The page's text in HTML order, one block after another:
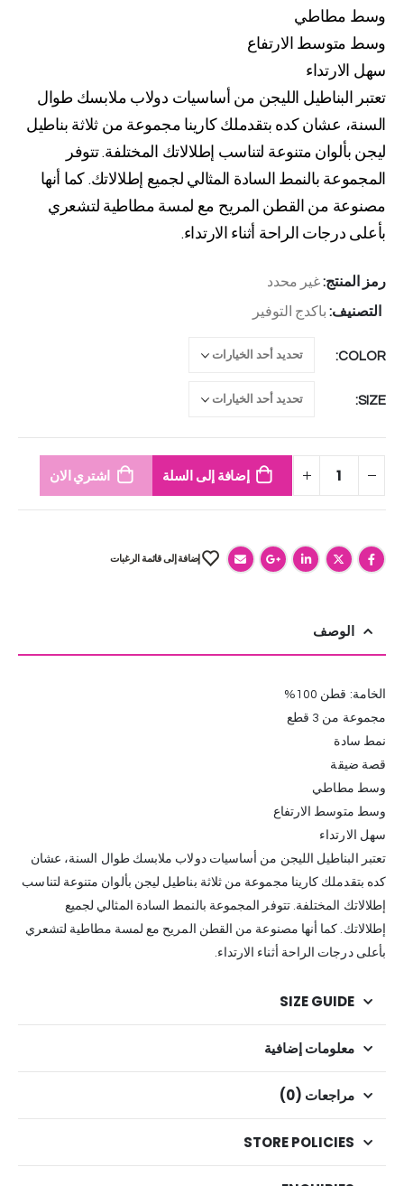
وسط مطاطي
وسط متوسط الارتفاع
سهل الارتداء
تعتبر البناطيل الليجن من أساسيات دولاب ملابسك طوال
السنة، عشان كده بتقدملك كارينا مجموعة من ثلاثة بناطيل
ليجن بألوان متنوعة لتناسب إطلالاتك المختلفة. تتوفر
المجموعة بالنمط السادة المثالي لجميع إطلالاتك. كما أنها
مصنوعة من القطن المريح مع لمسة مطاطية لتشعري
بأعلى درجات الراحة أثناء الارتداء.
رمز المنتج:غير محدد
التصنيف: باكدج التوفير
COLOR
SIZE
إضافة إلى السلة اشتري الان
إضافة إلى قائمة الرغبات
الوصف
الخامة: قطن 100%
مجموعة من 3 قطع
نمط سادة
قصة ضيقة
وسط مطاطي
وسط متوسط الارتفاع
سهل الارتداء
تعتبر البناطيل الليجن من أساسيات دولاب ملابسك طوال السنة، عشان
كده بتقدملك كارينا مجموعة من ثلاثة بناطيل ليجن بألوان متنوعة لتناسب
إطلالاتك المختلفة. تتوفر المجموعة بالنمط السادة المثالي لجميع
إطلالاتك. كما أنها مصنوعة من القطن المريح مع لمسة مطاطية لتشعري
بأعلى درجات الراحة أثناء الارتداء.
SIZE GUIDE
معلومات إضافية
مراجعات (0)
STORE POLICIES